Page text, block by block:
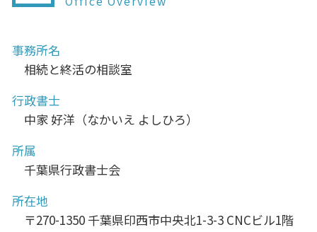
事務所名
相続と終活の相談室
行政書士
中家 好洋（なかいえ よしひろ）
所属
千葉県行政書士会
所在地
〒270-1350 千葉県印西市中央北1-3-3 CNCビル1階